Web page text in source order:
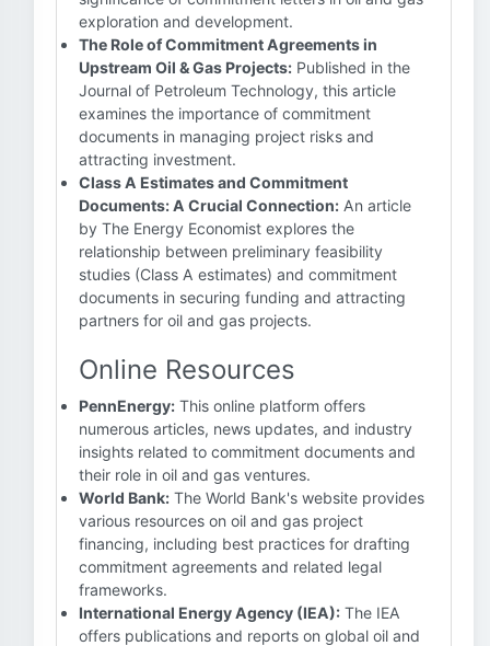
exploration and development.
The Role of Commitment Agreements in
Upstream Oil & Gas Projects: Published in the
Journal of Petroleum Technology, this article
examines the importance of commitment
documents in managing project risks and
attracting investment.
Class A Estimates and Commitment
Documents: A Crucial Connection: An article
by The Energy Economist explores the
relationship between preliminary feasibility
studies (Class A estimates) and commitment
documents in securing funding and attracting
partners for oil and gas projects.
Online Resources
PennEnergy: This online platform offers
numerous articles, news updates, and industry
insights related to commitment documents and
their role in oil and gas ventures.
World Bank: The World Bank's website provides
various resources on oil and gas project
financing, including best practices for drafting
commitment agreements and related legal
frameworks.
International Energy Agency (IEA): The IEA
offers publications and reports on global oil and